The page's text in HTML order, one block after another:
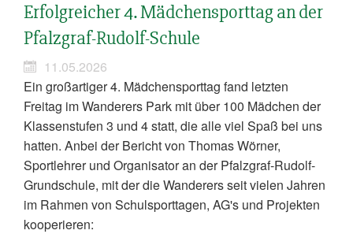
Erfolgreicher 4. Mädchensporttag an der
Pfalzgraf-Rudolf-Schule
11.05.2026
Ein großartiger 4. Mädchensporttag fand letzten
Freitag im Wanderers Park mit über 100 Mädchen der
Klassenstufen 3 und 4 statt, die alle viel Spaß bei uns
hatten. Anbei der Bericht von Thomas Wörner,
Sportlehrer und Organisator an der Pfalzgraf-Rudolf-
Grundschule, mit der die Wanderers seit vielen Jahren
im Rahmen von Schulsporttagen, AG's und Projekten
kooperieren: